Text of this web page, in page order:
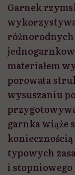
Garnek
materiałem
porowata
wysuszaniu
garnka wiąże
typowych
i